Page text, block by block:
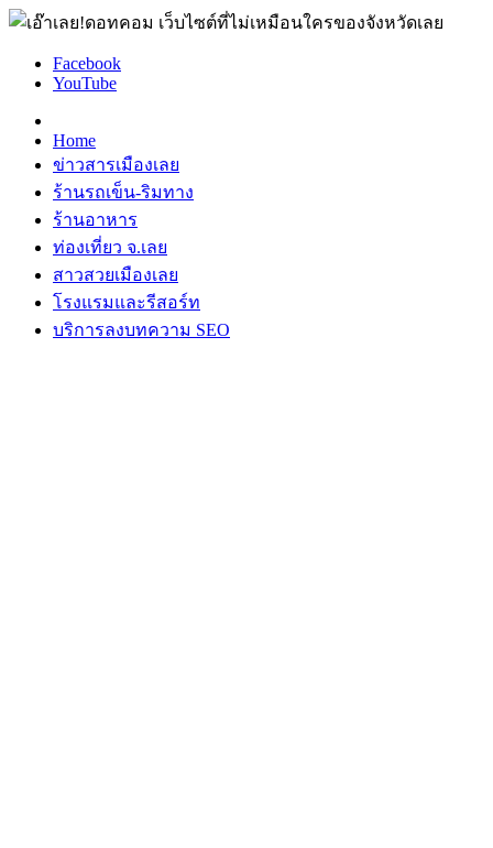
Facebook
YouTube
Home
ข่าวสารเมืองเลย
ร้านรถเข็น-ริมทาง
ร้านอาหาร
ท่องเที่ยว จ.เลย
สาวสวยเมืองเลย
โรงแรมและรีสอร์ท
บริการลงบทความ SEO